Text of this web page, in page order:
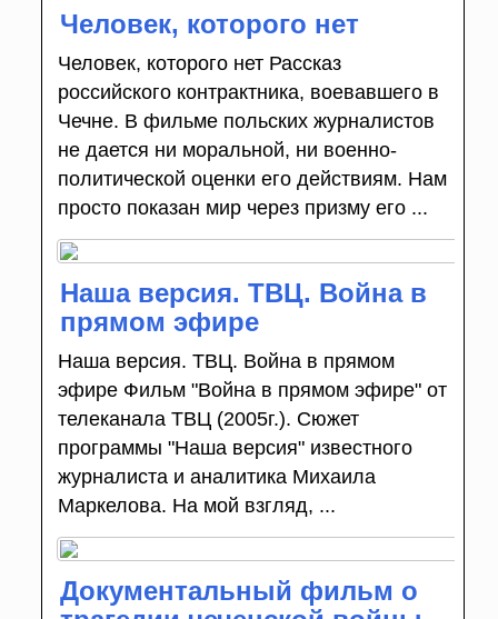
Человек, которого нет
Человек, которого нет Рассказ
российского контрактника, воевавшего в
Чечне. В фильме польских журналистов
не дается ни моральной, ни военно-
политической оценки его действиям. Нам
просто показан мир через призму его ...
Наша версия. ТВЦ. Война в
прямом эфире
Наша версия. ТВЦ. Война в прямом
эфире Фильм "Война в прямом эфире" от
телеканала ТВЦ (2005г.). Сюжет
программы "Наша версия" известного
журналиста и аналитика Михаила
Маркелова. На мой взгляд, ...
Документальный фильм о